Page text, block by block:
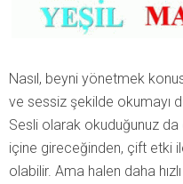
Nasıl, beyni yönetmek
ve sessiz şekilde okumayı
Sesli olarak okuduğunuz da
içine gireceğinden, çift etki
olabilir. Ama halen daha